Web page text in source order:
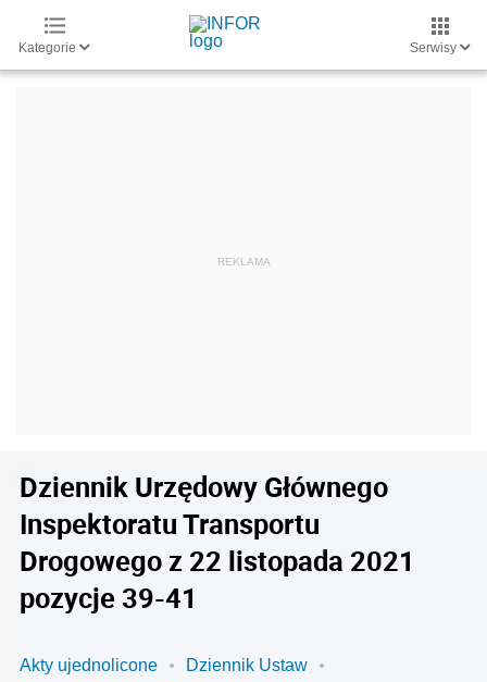
Kategorie Serwisy
Dziennik Urzędowy Głównego
Inspektoratu Transportu
Drogowego z 22 listopada 2021
pozycje 39-41
Akty ujednolicone
Dziennik Ustaw